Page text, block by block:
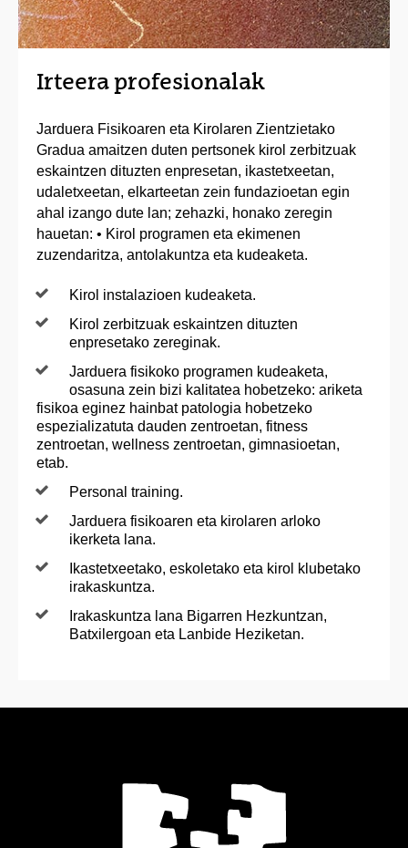
Irteera profesionalak
Jarduera Fisikoaren eta Kirolaren Zientzietako
Gradua amaitzen duten pertsonek kirol zerbitzuak
eskaintzen dituzten enpresetan, ikastetxeetan,
udaletxeetan, elkarteetan zein fundazioetan egin
ahal izango dute lan; zehazki, honako zeregin
hauetan: • Kirol programen eta ekimenen
zuzendaritza, antolakuntza eta kudeaketa.
Kirol instalazioen kudeaketa.
Kirol zerbitzuak eskaintzen dituzten
enpresetako zereginak.
Jarduera fisikoko programen kudeaketa,
osasuna zein bizi kalitatea hobetzeko: ariketa
fisikoa eginez hainbat patologia hobetzeko
espezializatuta dauden zentroetan, fitness
zentroetan, wellness zentroetan, gimnasioetan,
etab.
Personal training.
Jarduera fisikoaren eta kirolaren arloko
ikerketa lana.
Ikastetxeetako, eskoletako eta kirol klubetako
irakaskuntza.
Irakaskuntza lana Bigarren Hezkuntzan,
Batxilergoan eta Lanbide Heziketan.